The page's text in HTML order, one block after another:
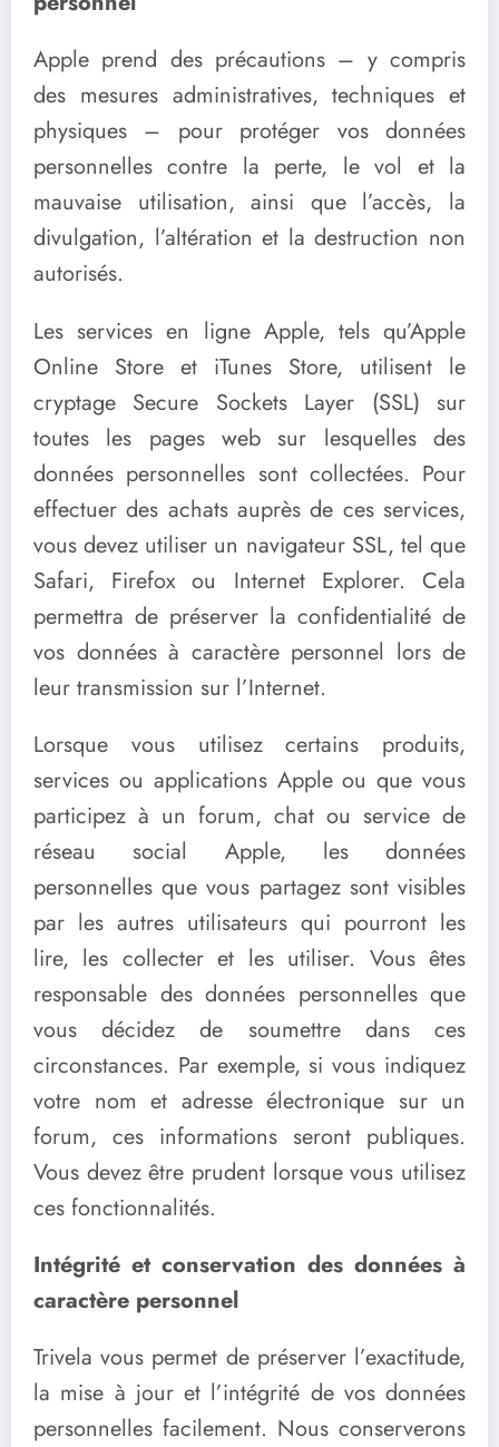
Apple prend des précautions – y compris
des mesures administratives, techniques et
physiques – pour protéger vos données
personnelles contre la perte, le vol et la
mauvaise utilisation, ainsi que l’accès, la
divulgation, l’altération et la destruction non
autorisés.
Les services en ligne Apple, tels qu’Apple
Online Store et iTunes Store, utilisent le
cryptage Secure Sockets Layer (SSL) sur
toutes les pages web sur lesquelles des
données personnelles sont collectées. Pour
effectuer des achats auprès de ces services,
vous devez utiliser un navigateur SSL, tel que
Safari, Firefox ou Internet Explorer. Cela
permettra de préserver la confidentialité de
vos données à caractère personnel lors de
leur transmission sur l’Internet.
Lorsque vous utilisez certains produits,
services ou applications Apple ou que vous
participez à un forum, chat ou service de
réseau social Apple, les données
personnelles que vous partagez sont visibles
par les autres utilisateurs qui pourront les
lire, les collecter et les utiliser. Vous êtes
responsable des données personnelles que
vous décidez de soumettre dans ces
circonstances. Par exemple, si vous indiquez
votre nom et adresse électronique sur un
forum, ces informations seront publiques.
Vous devez être prudent lorsque vous utilisez
ces fonctionnalités.
Intégrité et conservation des données à
caractère personnel
Trivela vous permet de préserver l’exactitude,
la mise à jour et l’intégrité de vos données
personnelles facilement. Nous conserverons